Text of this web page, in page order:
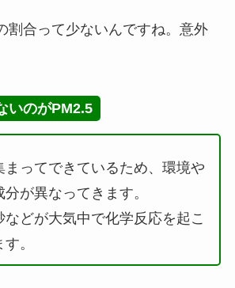
割合って少ないんですね。意外
いのがPM2.5
まってできているため、環境や
が異なってきます。
どが大気中で化学反応を起こ
。